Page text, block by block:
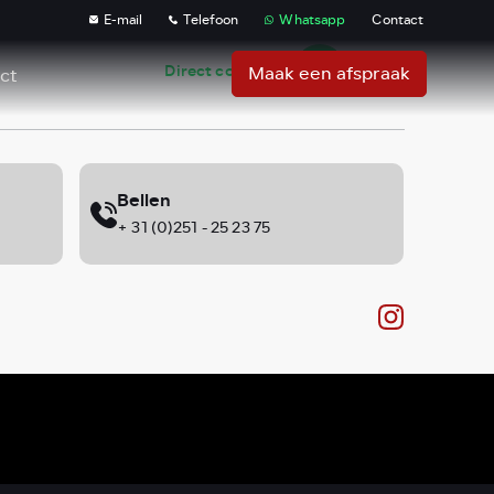
E-mail Telefoon Whatsapp Contact
Maak een afspraak
Direct contact:
Bellen
+ 31 (0)251 - 25 23 75